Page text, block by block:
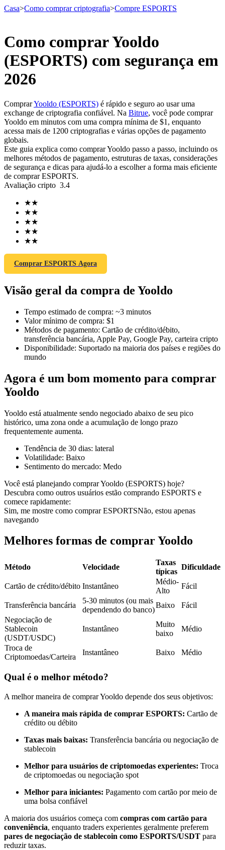
Futuros
Futuros de USDT
Futuros usando USDT como garantia
Futuros de criptomoeda
TradFi
Derivativos de ações, câmbio, metais preciosos e commodities
Futuros de USDC
Futuros usando USDC como garantia
Copiar Trading
Torne-se um Trader de Cópias
Desfrute da partilha de lucros e comissões de copy trading
Informação
Análise de big data, incluindo informações comerciais, etc.
Casa>Como comprar criptografia>Compre ESPORTS
Como comprar Yooldo
(ESPORTS) com segurança em
2026
ComprarYooldo (ESPORTS) é rápido e seguro ao usar uma
exchange de criptografia confiável. Na Bitrue, você pode comprar
Yooldo em minutos com uma compra mínima de $1, enquanto
acessa mais de 1200 criptografias e várias opções de pagamento
globais.
Este guia explica como comprar Yooldo passo a passo, incluindo os
melhores métodos de pagamento, estruturas de taxas, considerações
de segurança e dicas para ajudá-lo a escolher a forma mais eficiente
de comprar ESPORTS.
Avaliação cripto 3.4
★★
★★
★★
★★
★★
Comprar ESPORTS Agora
Visão geral da compra de Yooldo
Tempo estimado de compra: ~3 minutos
Valor mínimo de compra: $1
Métodos de pagamento: Cartão de crédito/débito,
transferência bancária, Apple Pay, Google Pay, carteira cripto
Disponibilidade: Suportado na maioria dos países e regiões do
mundo
Agora é um bom momento para comprar
Yooldo
Yooldo está atualmente sendo negociado abaixo de seu pico
histórico, uma zona onde a acumulação de longo prazo
frequentemente aumenta.
Tendência de 30 dias: lateral
Volatilidade: Baixo
Sentimento do mercado: Medo
Você está planejando comprar Yooldo (ESPORTS) hoje?
Descubra como outros usuários estão comprando ESPORTS e
comece rapidamente:
Sim, me mostre como comprar ESPORTSNão, estou apenas
navegando
Melhores formas de comprar Yooldo
Método Velocidade
Taxas
típicas
Dificuldade
Cartão de crédito/débito Instantâneo
Médio-
Alto
Fácil
Transferência bancária
5-30 minutos (ou mais
dependendo do banco)
Baixo
Fácil
Negociação de
Stablecoin
(USDT/USDC)
Instantâneo
Muito
baixo
Médio
Troca de
Criptomoedas/Carteira
Instantâneo Baixo Médio
Qual é o melhor método?
A melhor maneira de comprar Yooldo depende dos seus objetivos:
A maneira mais rápida de comprar ESPORTS: Cartão de
crédito ou débito
Taxas mais baixas: Transferência bancária ou negociação de
stablecoin
Melhor para usuários de criptomoedas experientes: Troca
de criptomoedas ou negociação spot
Melhor para iniciantes: Pagamento com cartão por meio de
uma bolsa confiável
A maioria dos usuários começa com compras com cartão para
conveniência, enquanto traders experientes geralmente preferem
pares de negociação de stablecoin como ESPORTS/USDT para
reduzir taxas.